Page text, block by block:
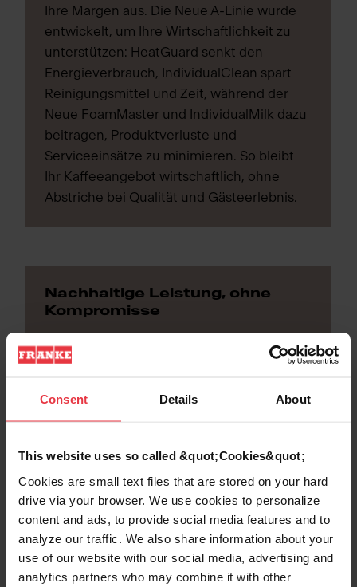
Consent Details About
This website uses so called &quot;Cookies&quot;
Cookies are small text files that are stored on your hard
drive via your browser. We use cookies to personalize
content and ads, to provide social media features and to
analyze our traffic. We also share information about your
use of our website with our social media, advertising and
analytics partners who may combine it with other
Ihre Margen aus. Die Neue A-Linie wurde
entwickelt, um Ihre Wirtschaftlichkeit zu
unterstützen: HeatGuard senkt den
Energieverbrauch, IndividualClean spart
Reinigungsmittel und Zeit, während der
Neue FoamMaster und IndividualMilk dazu
beitragen, Produktverluste und
Serviceeinsätze zu minimieren. So bleibt
Ihr Kaffeeangebot wirtschaftlich, ohne
Abstriche bei Qualität und Gästeerlebnis.
Nachhaltige Leistung, ohne
Kompromisse
Gäste und Betreiber erwarten zunehmend
Gleichzeitig dürfen Qualität, Effizienz und
Reinigungsmittel und Produktverluste zu
reduzieren. Hochwertige Materialien und
weniger Serviceeinsätze tragen zusätzlich
zu einem langlebigen Betrieb bei. Mit
ihrem hochwertigen Design fügt sich die
Neue A-Linie harmonisch in Ihr
Restaurantkonzept ein.